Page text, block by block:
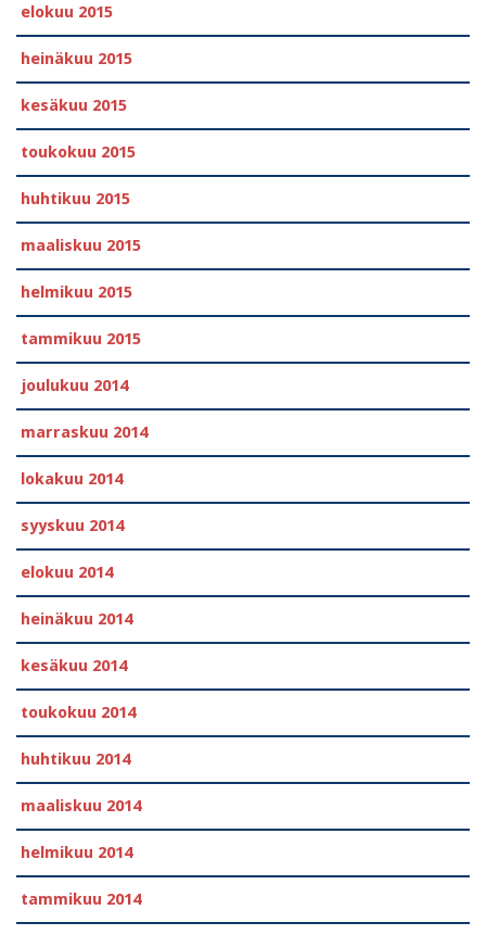
elokuu 2015
heinäkuu 2015
kesäkuu 2015
toukokuu 2015
huhtikuu 2015
maaliskuu 2015
helmikuu 2015
tammikuu 2015
joulukuu 2014
marraskuu 2014
lokakuu 2014
syyskuu 2014
elokuu 2014
heinäkuu 2014
kesäkuu 2014
toukokuu 2014
huhtikuu 2014
maaliskuu 2014
helmikuu 2014
tammikuu 2014